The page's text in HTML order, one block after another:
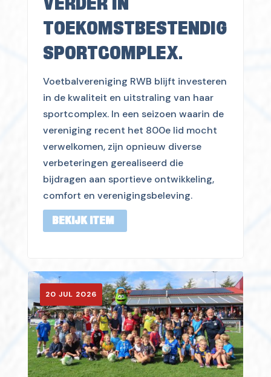
TOEKOMSTBESTENDIG
SPORTCOMPLEX.
Voetbalvereniging RWB blijft investeren
in de kwaliteit en uitstraling van haar
sportcomplex. In een seizoen waarin de
vereniging recent het 800e lid mocht
verwelkomen, zijn opnieuw diverse
verbeteringen gerealiseerd die
bijdragen aan sportieve ontwikkeling,
comfort en verenigingsbeleving.
BEKIJK ITEM
20 JUL 2026